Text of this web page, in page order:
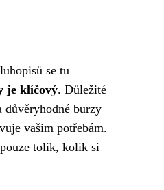
se tu
je klíčový. Důležité
důvěryhodné burzy
vašim potřebám.
tolik, kolik si